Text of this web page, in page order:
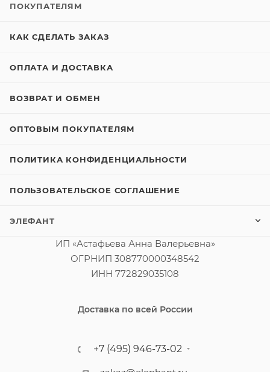
ПОКУПАТЕЛЯМ
КАК СДЕЛАТЬ ЗАКАЗ
ОПЛАТА И ДОСТАВКА
ВОЗВРАТ И ОБМЕН
ОПТОВЫМ ПОКУПАТЕЛЯМ
ПОЛИТИКА КОНФИДЕНЦИАЛЬНОСТИ
ПОЛЬЗОВАТЕЛЬСКОЕ СОГЛАШЕНИЕ
ЭЛЕФАНТ
ИП «Астафьева Анна Валерьевна»
ОГРНИП 308770000348542
ИНН 772829035108
Доставка по всей России
+7 (495) 946-73-02